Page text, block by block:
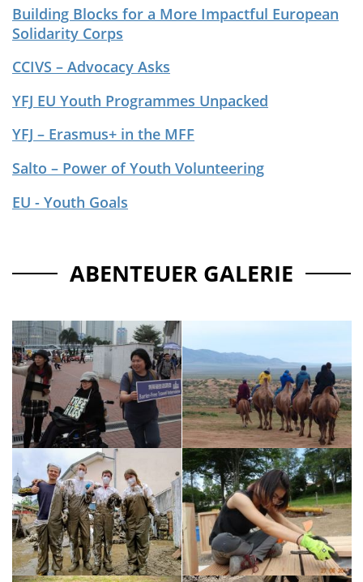
Building Blocks for a More Impactful European
Solidarity Corps
CCIVS – Advocacy Asks
YFJ EU Youth Programmes Unpacked
YFJ – Erasmus+ in the MFF
Salto – Power of Youth Volunteering
EU - Youth Goals
ABENTEUER GALERIE